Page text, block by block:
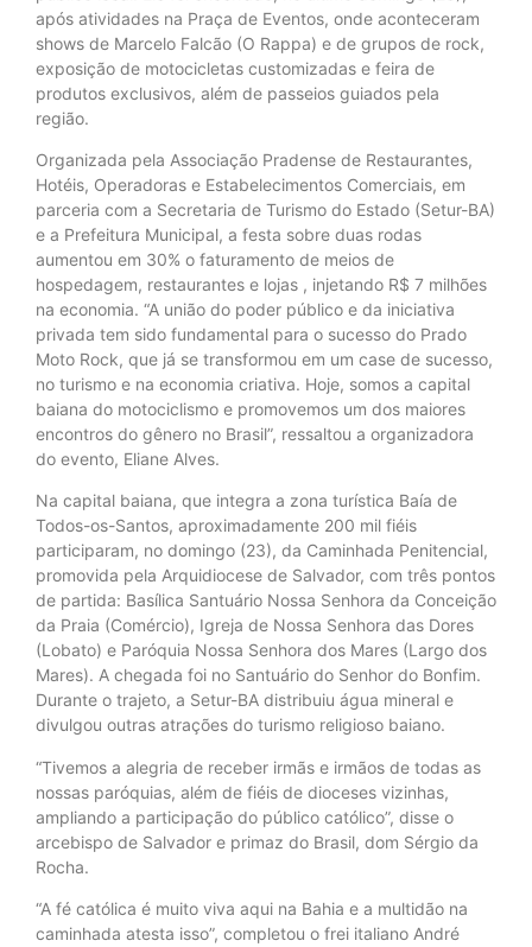
após atividades na Praça de Eventos, onde aconteceram
shows de Marcelo Falcão (O Rappa) e de grupos de rock,
exposição de motocicletas customizadas e feira de
produtos exclusivos, além de passeios guiados pela
região.
Organizada pela Associação Pradense de Restaurantes,
Hotéis, Operadoras e Estabelecimentos Comerciais, em
parceria com a Secretaria de Turismo do Estado (Setur-BA)
e a Prefeitura Municipal, a festa sobre duas rodas
aumentou em 30% o faturamento de meios de
hospedagem, restaurantes e lojas , injetando R$ 7 milhões
na economia. “A união do poder público e da iniciativa
privada tem sido fundamental para o sucesso do Prado
Moto Rock, que já se transformou em um case de sucesso,
no turismo e na economia criativa. Hoje, somos a capital
baiana do motociclismo e promovemos um dos maiores
encontros do gênero no Brasil”, ressaltou a organizadora
do evento, Eliane Alves.
Na capital baiana, que integra a zona turística Baía de
Todos-os-Santos, aproximadamente 200 mil fiéis
participaram, no domingo (23), da Caminhada Penitencial,
promovida pela Arquidiocese de Salvador, com três pontos
de partida: Basílica Santuário Nossa Senhora da Conceição
da Praia (Comércio), Igreja de Nossa Senhora das Dores
(Lobato) e Paróquia Nossa Senhora dos Mares (Largo dos
Mares). A chegada foi no Santuário do Senhor do Bonfim.
Durante o trajeto, a Setur-BA distribuiu água mineral e
divulgou outras atrações do turismo religioso baiano.
“Tivemos a alegria de receber irmãs e irmãos de todas as
nossas paróquias, além de fiéis de dioceses vizinhas,
ampliando a participação do público católico”, disse o
arcebispo de Salvador e primaz do Brasil, dom Sérgio da
Rocha.
“A fé católica é muito viva aqui na Bahia e a multidão na
caminhada atesta isso”, completou o frei italiano André